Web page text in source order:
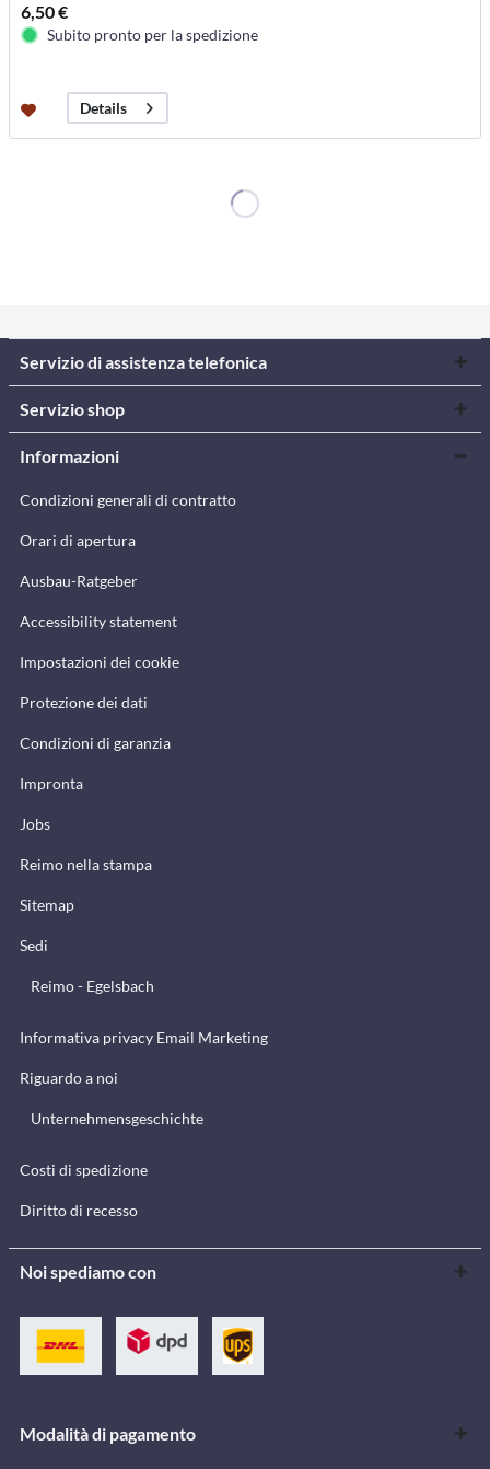
6,50 €
Subito pronto per la spedizione
Details
Servizio di assistenza telefonica
Servizio shop
Informazioni
Condizioni generali di contratto
Orari di apertura
Ausbau-Ratgeber
Accessibility statement
Impostazioni dei cookie
Protezione dei dati
Condizioni di garanzia
Impronta
Jobs
Reimo nella stampa
Sitemap
Sedi
Reimo - Egelsbach
Informativa privacy Email Marketing
Riguardo a noi
Unternehmensgeschichte
Costi di spedizione
Diritto di recesso
Noi spediamo con
Modalità di pagamento